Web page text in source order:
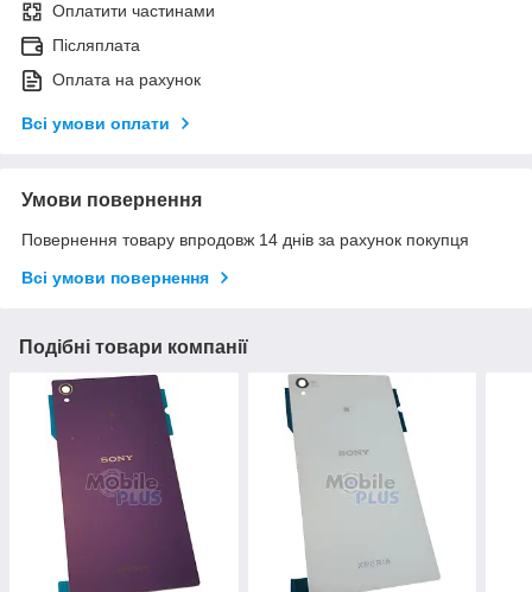
Оплатити частинами
Післяплата
Оплата на рахунок
Всі умови оплати
Умови повернення
Повернення товару впродовж 14 днів за рахунок покупця
Всі умови повернення
Подібні товари компанії